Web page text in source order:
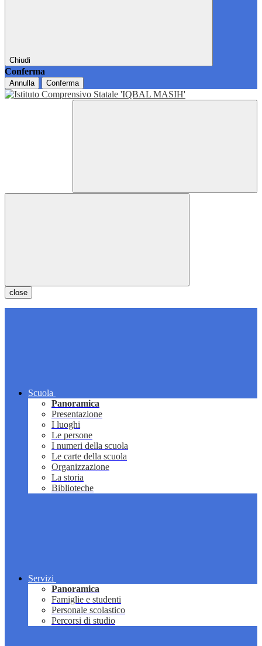
Chiudi
Conferma
Annulla Conferma
close
Scuola
Panoramica
Presentazione
I luoghi
Le persone
I numeri della scuola
Le carte della scuola
Organizzazione
La storia
Biblioteche
Servizi
Panoramica
Famiglie e studenti
Personale scolastico
Percorsi di studio